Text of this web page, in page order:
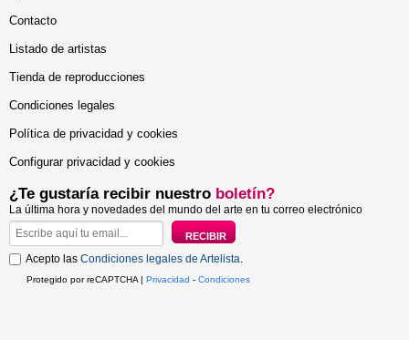
Contacto
Listado de artistas
Tienda de reproducciones
Condiciones legales
Política de privacidad y cookies
Configurar privacidad y cookies
¿Te gustaría recibir nuestro boletín?
La última hora y novedades del mundo del arte en tu correo electrónico
Acepto las Condiciones legales de Artelista.
Protegido por reCAPTCHA | Privacidad - Condiciones